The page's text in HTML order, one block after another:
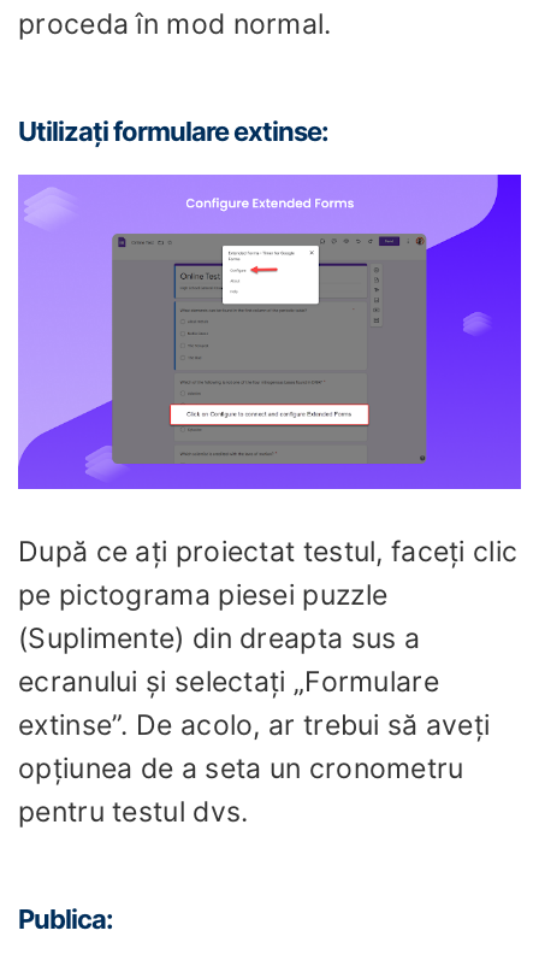
proceda în mod normal.
Utilizați formulare extinse:
După ce ați proiectat testul, faceți clic
pe pictograma piesei puzzle
(Suplimente) din dreapta sus a
ecranului și selectați „Formulare
extinse”. De acolo, ar trebui să aveți
opțiunea de a seta un cronometru
pentru testul dvs.
Publica: